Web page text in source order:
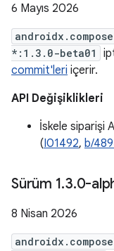
6 Mayıs 2026
*:1.3.0-beta01
commit'leri içerir.
API Değişiklikleri
İskele siparişi
(I01492, b/
Sürüm 1.3.0-
8 Nisan 2026